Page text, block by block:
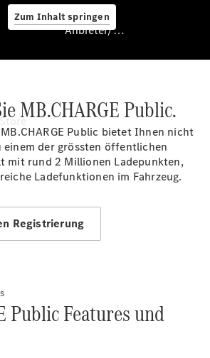
Zum Inhalt springen
Datenschutz
Anbieter/Datenschutz
MB.CHARGE Public.
Public bietet Ihnen nicht
einem der grössten öffentlichen
mit rund 2 Millionen Ladepunkten,
Ladefunktionen im Fahrzeug.
Registrierung
Public Features und